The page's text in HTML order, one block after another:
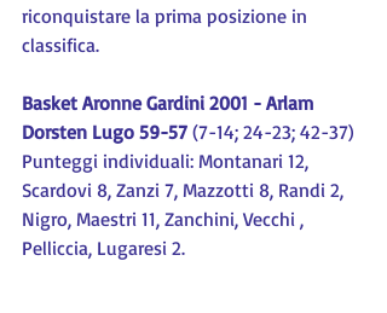
riconquistare la prima posizione in
classifica.
Basket Aronne Gardini 2001 - Arlam
Dorsten Lugo 59-57 (7-14; 24-23; 42-37)
Punteggi individuali: Montanari 12,
Scardovi 8, Zanzi 7, Mazzotti 8, Randi 2,
Nigro, Maestri 11, Zanchini, Vecchi ,
Pelliccia, Lugaresi 2.